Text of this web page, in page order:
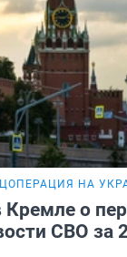
НА
о
СВО за